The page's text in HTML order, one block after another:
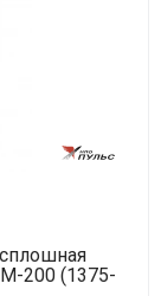
200 (1375-